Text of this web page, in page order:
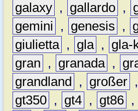
galaxy , gallardo ,
gemini
, genesis ,
giulietta , gla , gla-
gran
, granada ,
grandland
, großer ,
gt350 , gt4 , gt86 ,